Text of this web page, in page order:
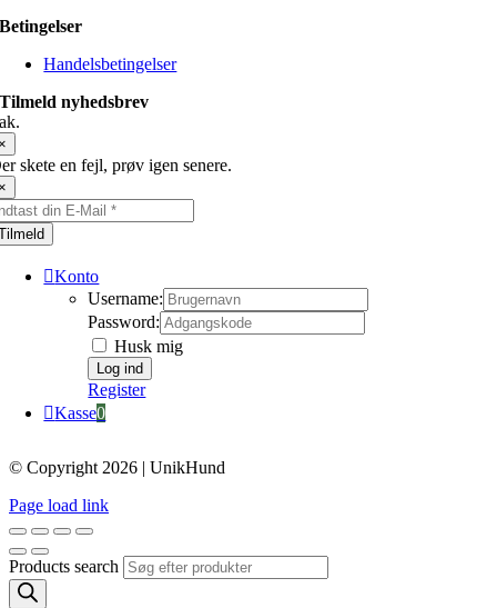
Betingelser
Handelsbetingelser
Tilmeld nyhedsbrev
skete en fejl, prøv igen senere.
Konto
Username:
Password:
Husk mig
Register
Kasse0
© Copyright 2026 | UnikHund
Page load link
Products search